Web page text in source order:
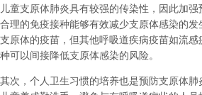
儿童支原体肺炎具有较强的传染性，因此加强
合理的免疫接种能够有效减少支原体感染的
支原体的疫苗，但其他呼吸道疾病疫苗如流
种可以间接降低支原体感染的风险。
其次，个人卫生习惯的培养也是预防支原体